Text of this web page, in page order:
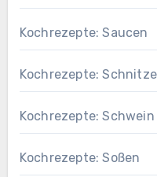
Kochrezepte: Saucen
Kochrezepte: Schnitzel
Kochrezepte: Schwein
Kochrezepte: Soßen